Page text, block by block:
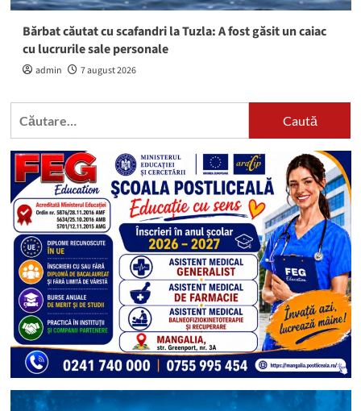
Bărbat căutat cu scafandri la Tuzla: A fost găsit un caiac
cu lucrurile sale personale
admin 7 august 2026
Caută